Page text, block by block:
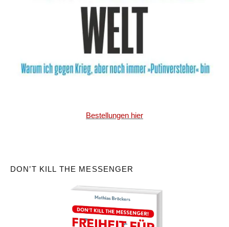
Bestellungen hier
DON’T KILL THE MESSENGER